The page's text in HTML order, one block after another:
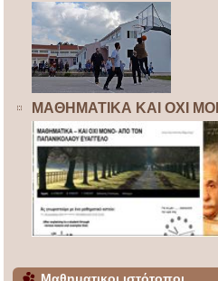
ΜΑΘΗΜΑΤΙΚΑ ΚΑΙ ΟΧΙ
Μαθηματικοι ιστότοποι